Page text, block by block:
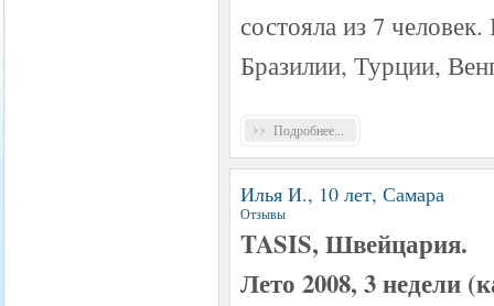
состояла из 7
Бразилии, Турции,
Подробнее...
Илья И., 10 лет, Самара
Отзывы
TASIS, Швейцария.
Лето 2008, 3 недели